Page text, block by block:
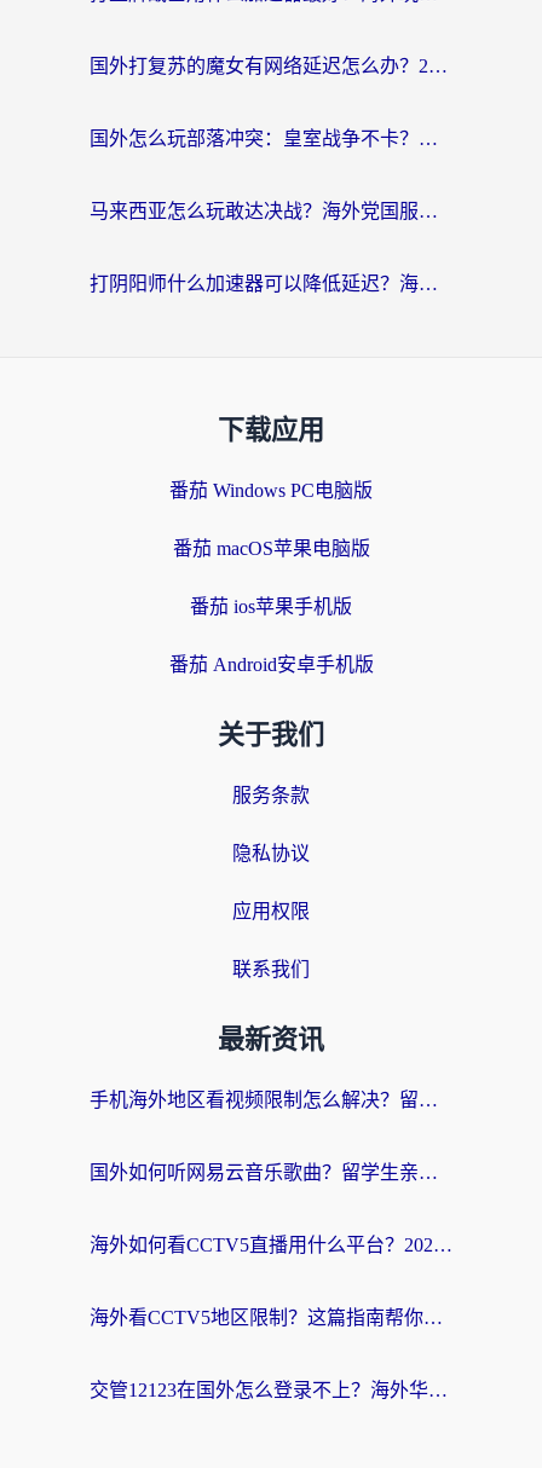
国外打复苏的魔女有网络延迟怎么办？2026海外玩家国服游戏加速全攻略
国外怎么玩部落冲突：皇室战争不卡？海外玩家畅玩国服游戏终极指南
马来西亚怎么玩敢达决战？海外党国服游戏加速避坑指南（附实测推荐）
打阴阳师什么加速器可以降低延迟？海外玩家的真实困境与破局
下载应用
番茄 Windows PC电脑版
番茄 macOS苹果电脑版
番茄 ios苹果手机版
番茄 Android安卓手机版
关于我们
服务条款
隐私协议
应用权限
联系我们
最新资讯
手机海外地区看视频限制怎么解决？留学生亲测有效的回国加速器指南
国外如何听网易云音乐歌曲？留学生亲测有效的回国加速方案
海外如何看CCTV5直播用什么平台？2026最新指南：看欧洲杯、中超、奥运不再卡
海外看CCTV5地区限制？这篇指南帮你流畅看欧洲杯、NBA还听中文解说
交管12123在国外怎么登录不上？海外华人必看的回国加速器选择指南